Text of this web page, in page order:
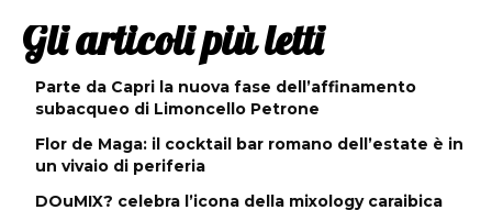
Gli articoli più letti
Parte da Capri la nuova fase dell’affinamento
subacqueo di Limoncello Petrone
Flor de Maga: il cocktail bar romano dell’estate è in
un vivaio di periferia
DOuMIX? celebra l’icona della mixology caraibica